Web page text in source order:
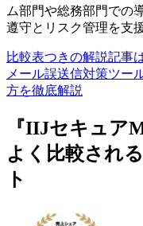
ム部門や総務部門での
遵守とリスク管理を支
比較表つきの解説記事
メール誤送信対策ツー
方を徹底解説
『IIJセキュア
よく比較され
ト